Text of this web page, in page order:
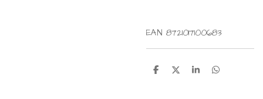
EAN 8721017100683
D
D
S
D